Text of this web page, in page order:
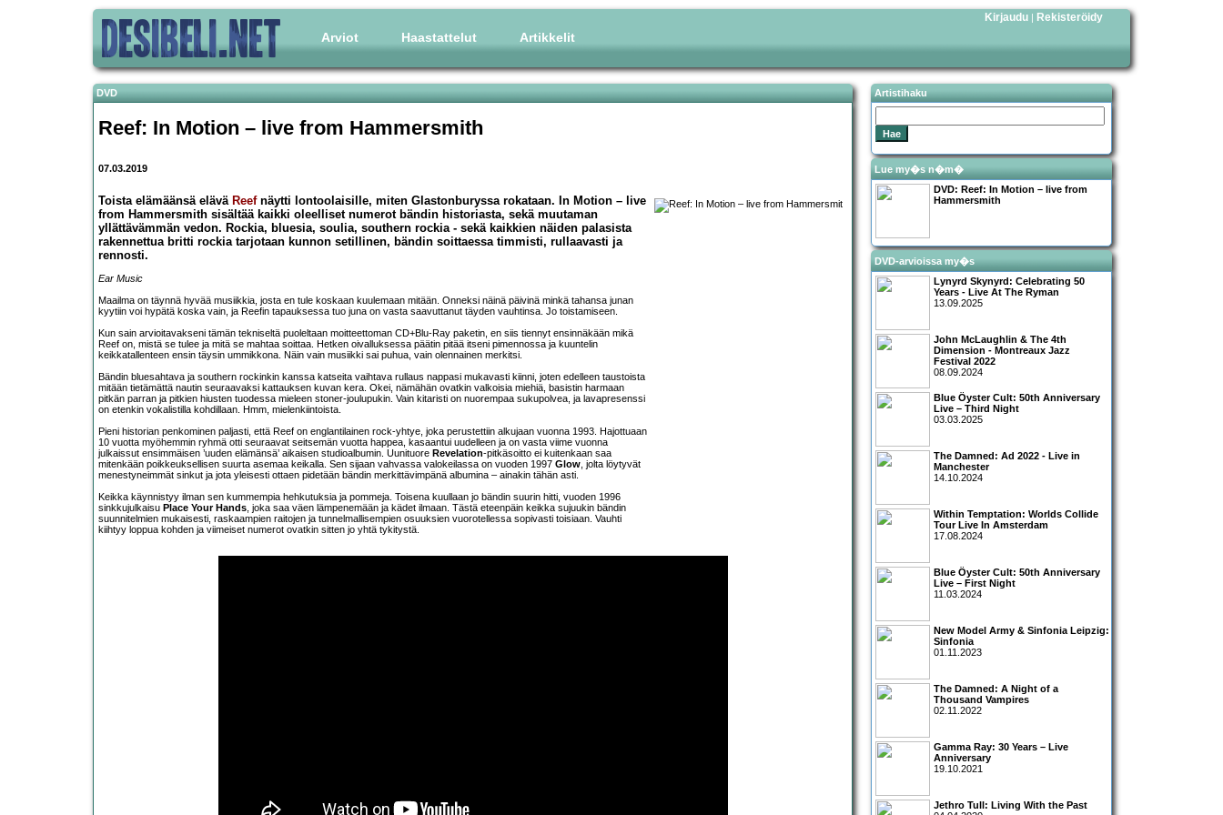
Arviot Haastattelut Artikkelit
Kirjaudu | Rekisteröidy
DVD
Reef: In Motion – live from Hammersmith
07.03.2019
Toista elämäänsä elävä Reefnäytti lontoolaisille, miten Glastonburyssa rokataan. In Motion – live
from Hammersmith sisältää kaikki oleelliset numerot bändin historiasta, sekä muutaman
yllättävämmän vedon. Rockia, bluesia, soulia, southern rockia - sekä kaikkien näiden palasista
rakennettua britti rockia tarjotaan kunnon setillinen, bändin soittaessa timmisti, rullaavasti ja
rennosti.
Ear Music
Maailma on täynnä hyvää musiikkia, josta en tule koskaan kuulemaan mitään. Onneksi näinä päivinä minkä tahansa junan
kyytiin voi hypätä koska vain, ja Reefin tapauksessa tuo juna on vasta saavuttanut täyden vauhtinsa. Jo toistamiseen.
Kun sain arvioitavakseni tämän tekniseltä puoleltaan moitteettoman CD+Blu-Ray paketin, en siis tiennyt ensinnäkään mikä
Reef on, mistä se tulee ja mitä se mahtaa soittaa. Hetken oivalluksessa päätin pitää itseni pimennossa ja kuuntelin
keikkatallenteen ensin täysin ummikkona. Näin vain musiikki sai puhua, vain olennainen merkitsi.
Bändin bluesahtava ja southern rockinkin kanssa katseita vaihtava rullaus nappasi mukavasti kiinni, joten edelleen taustoista
mitään tietämättä nautin seuraavaksi kattauksen kuvan kera. Okei, nämähän ovatkin valkoisia miehiä, basistin harmaan
pitkän parran ja pitkien hiusten tuodessa mieleen stoner-joulupukin. Vain kitaristi on nuorempaa sukupolvea, ja lavapresenssi
on etenkin vokalistilla kohdillaan. Hmm, mielenkiintoista.
Pieni historian penkominen paljasti, että Reef on englantilainen rock-yhtye, joka perustettiin alkujaan vuonna 1993. Hajottuaan
10 vuotta myöhemmin ryhmä otti seuraavat seitsemän vuotta happea, kasaantui uudelleen ja on vasta viime vuonna
julkaissut ensimmäisen ’uuden elämänsä’ aikaisen studioalbumin. Uunituore Revelation-pitkäsoitto ei kuitenkaan saa
mitenkään poikkeuksellisen suurta asemaa keikalla. Sen sijaan vahvassa valokeilassa on vuoden 1997 Glow, jolta löytyvät
menestyneimmät sinkut ja jota yleisesti ottaen pidetään bändin merkittävimpänä albumina – ainakin tähän asti.
Keikka käynnistyy ilman sen kummempia hehkutuksia ja pommeja. Toisena kuullaan jo bändin suurin hitti, vuoden 1996
sinkkujulkaisu Place Your Hands, joka saa väen lämpenemään ja kädet ilmaan. Tästä eteenpäin keikka sujuukin bändin
suunnitelmien mukaisesti, raskaampien raitojen ja tunnelmallisempien osuuksien vuorotellessa sopivasti toisiaan. Vauhti
kiihtyy loppua kohden ja viimeiset numerot ovatkin sitten jo yhtä tykitystä.
Artistihaku
Lue my�s n�m�
DVD: Reef: In Motion – live from
Hammersmith
DVD-arvioissa my�s
Lynyrd Skynyrd: Celebrating 50
Years - Live At The Ryman
13.09.2025
John McLaughlin & The 4th
Dimension - Montreaux Jazz
Festival 2022
08.09.2024
Blue Öyster Cult: 50th Anniversary
Live – Third Night
03.03.2025
The Damned: Ad 2022 - Live in
Manchester
14.10.2024
Within Temptation: Worlds Collide
Tour Live In Amsterdam
17.08.2024
Blue Öyster Cult: 50th Anniversary
Live – First Night
11.03.2024
New Model Army & Sinfonia Leipzig:
Sinfonia
01.11.2023
The Damned: A Night of a
Thousand Vampires
02.11.2022
Gamma Ray: 30 Years – Live
Anniversary
19.10.2021
Jethro Tull: Living With the Past